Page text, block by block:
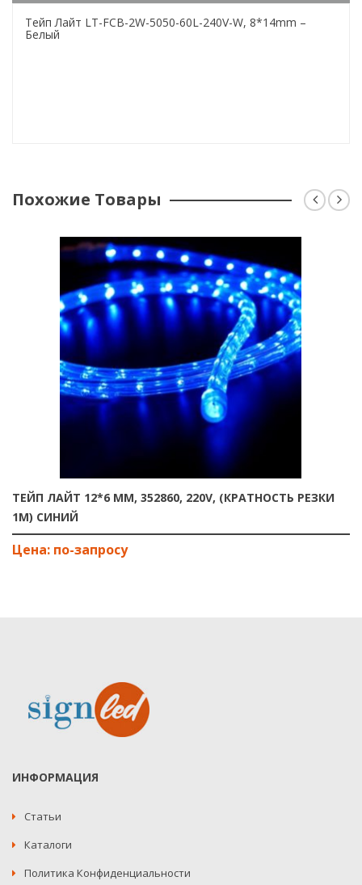
Тейп Лайт LT-FCB-2W-5050-60L-240V-W, 8*14mm –
Белый
Похожие Товары
ТЕЙП ЛАЙТ 12*6 ММ, 352860, 220V, (КРАТНОСТЬ РЕЗКИ
1М) СИНИЙ
ИНФОРМАЦИЯ
Статьи
Каталоги
Политика Конфиденциальности